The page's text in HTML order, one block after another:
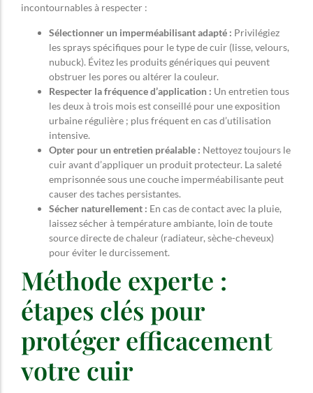
incontournables à respecter :
Sélectionner un imperméabilisant adapté : Privilégiez
les sprays spécifiques pour le type de cuir (lisse, velours,
nubuck). Évitez les produits génériques qui peuvent
obstruer les pores ou altérer la couleur.
Respecter la fréquence d’application : Un entretien tous
les deux à trois mois est conseillé pour une exposition
urbaine régulière ; plus fréquent en cas d’utilisation
intensive.
Opter pour un entretien préalable : Nettoyez toujours le
cuir avant d’appliquer un produit protecteur. La saleté
emprisonnée sous une couche imperméabilisante peut
causer des taches persistantes.
Sécher naturellement : En cas de contact avec la pluie,
laissez sécher à température ambiante, loin de toute
source directe de chaleur (radiateur, sèche-cheveux)
pour éviter le durcissement.
Méthode experte :
étapes clés pour
protéger efficacement
votre cuir